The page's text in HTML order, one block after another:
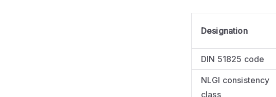
Designation
DIN 51825 code
NLGI consistency
class